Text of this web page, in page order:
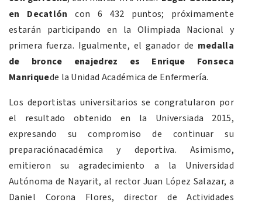
en Decatlóncon 6 432 puntos; próximamente
estarán participando en la Olimpiada Nacional y
primera fuerza. Igualmente, el ganador de medalla
de bronce enajedrez es Enrique Fonseca
Manriquede la Unidad Académica de Enfermería.
Los deportistas universitarios se congratularon por
el resultado obtenido en la Universiada 2015,
expresando su compromiso de continuar su
preparaciónacadémica y deportiva. Asimismo,
emitieron su agradecimiento a la Universidad
Autónoma de Nayarit, al rector Juan López Salazar, a
Daniel Corona Flores, director de Actividades